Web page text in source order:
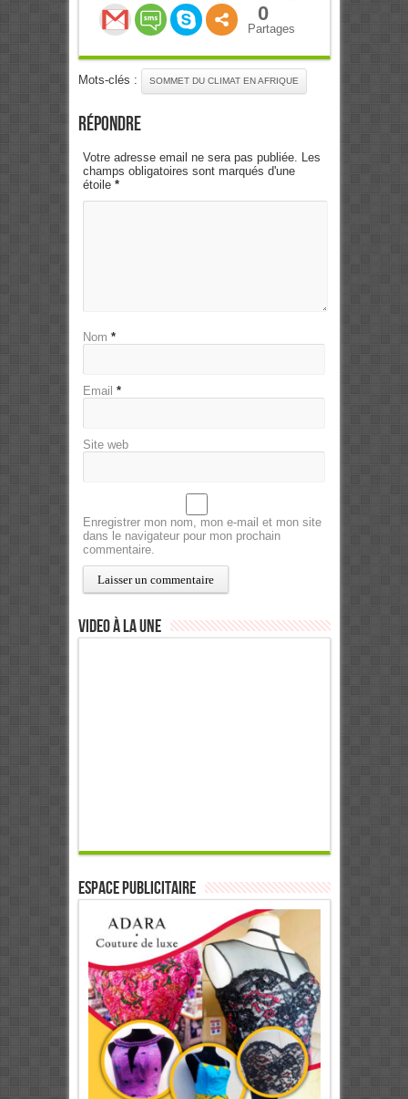
0
Partages
Mots-clés : SOMMET DU CLIMAT EN AFRIQUE
Répondre
Votre adresse email ne sera pas publiée. Les
champs obligatoires sont marqués d'une
étoile *
Nom *
Email *
Site web
Enregistrer mon nom, mon e-mail et mon site
dans le navigateur pour mon prochain
commentaire.
Video à la Une
ESPACE PUBLICITAIRE